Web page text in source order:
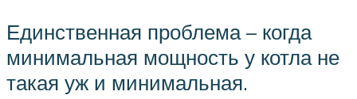
Единственная проблема – когда
минимальная мощность у котла не
такая уж и минимальная.